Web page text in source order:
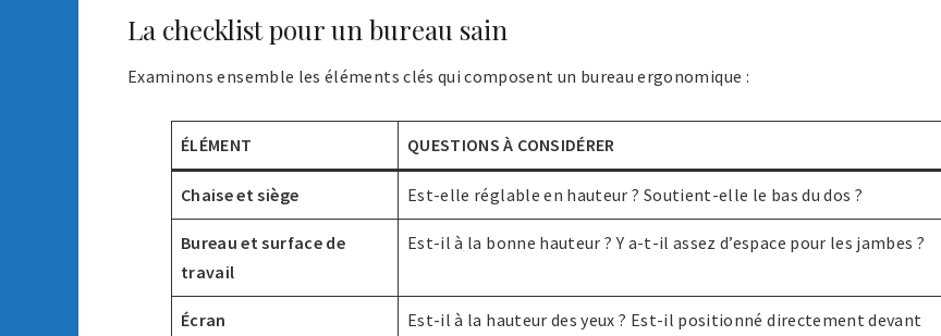
La checklist pour un bureau sain
Examinons ensemble les éléments clés qui composent un bureau ergonomique :
ÉLÉMENT QUESTIONS À CONSIDÉRER
Chaise et siège Est-elle réglable en hauteur ? Soutient-elle le bas du dos ?
Bureau et surface de
travail
Est-il à la bonne hauteur ? Y a-t-il assez d’espace pour les jambes ?
Écran
Est-il à la hauteur des yeux ? Est-il positionné directement devant